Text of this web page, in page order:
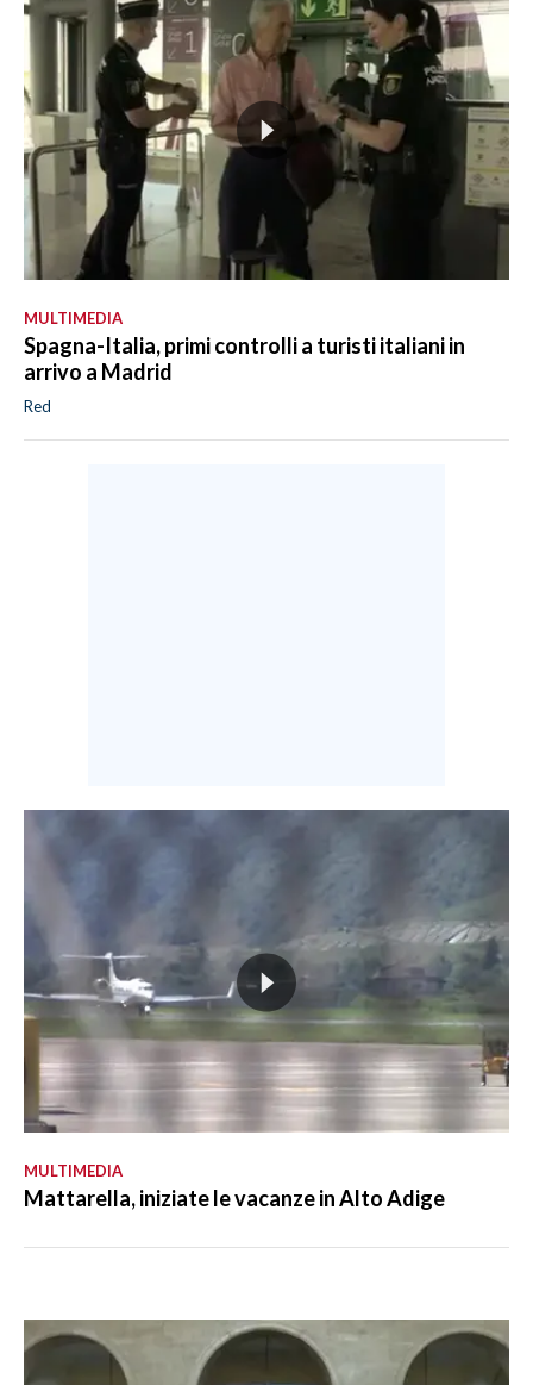
MULTIMEDIA
Spagna-Italia, primi controlli a turisti italiani in
arrivo a Madrid
Red
MULTIMEDIA
Mattarella, iniziate le vacanze in Alto Adige